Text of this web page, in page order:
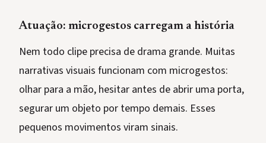
Atuação: microgestos carregam a história
Nem todo clipe precisa de drama grande. Muitas
narrativas visuais funcionam com microgestos:
olhar para a mão, hesitar antes de abrir uma porta,
segurar um objeto por tempo demais. Esses
pequenos movimentos viram sinais.